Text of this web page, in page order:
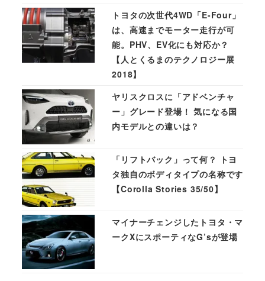
トヨタの次世代4WD「E-Four」
は、高速までモーター走行が可
能。PHV、EV化にも対応か？
【人とくるまのテクノロジー展
2018】
ヤリスクロスに「アドベンチャ
ー」グレード登場！ 気になる国
内モデルとの違いは？
「リフトバック」って何？ トヨ
タ独自のボディタイプの名称です
【Corolla Stories 35/50】
マイナーチェンジしたトヨタ・マ
ークXにスポーティなG’sが登場